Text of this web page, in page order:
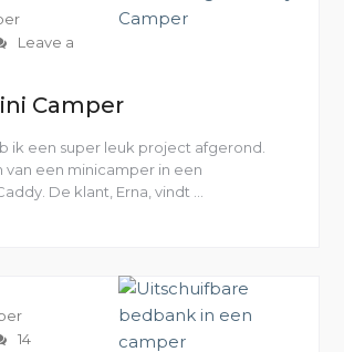
Leave a
Camper
ik een super leuk project afgerond.
van een minicamper in een
De klant, Erna, vindt …
14